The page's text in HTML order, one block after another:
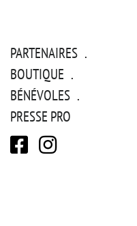
PARTENAIRES
BOUTIQUE
BÉNÉVOLES
PRESSE PRO